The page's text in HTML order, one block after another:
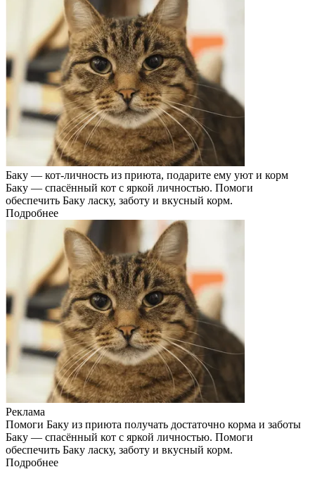
Баку — кот-личность из приюта, подарите ему уют и корм
Баку — спасённый кот с яркой личностью. Помоги
обеспечить Баку ласку, заботу и вкусный корм.
Подробнее
Реклама
Помоги Баку из приюта получать достаточно корма и заботы
Баку — спасённый кот с яркой личностью. Помоги
обеспечить Баку ласку, заботу и вкусный корм.
Подробнее